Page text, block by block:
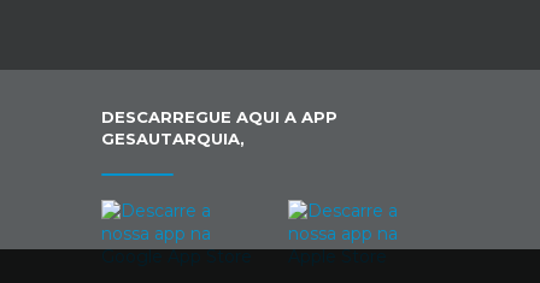
DESCARREGUE AQUI A APP
GESAUTARQUIA,